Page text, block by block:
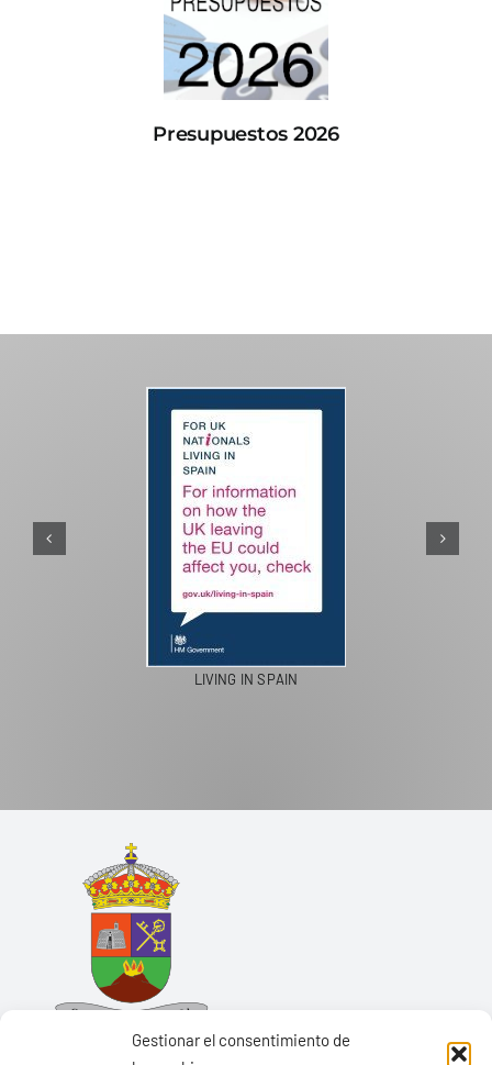
Gestionar el consentimiento de
Presupuestos 2026
LIVING IN SPAIN